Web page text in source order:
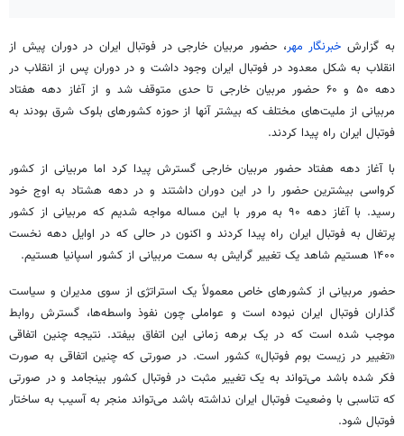
به گزارشخبرنگار مهر، حضور مربیان خارجی در فوتبال ایران در دوران پیش از
انقلاب به شکل معدود در فوتبال ایران وجود داشت و در دوران پس از انقلاب در
دهه ۵۰ و ۶۰ حضور مربیان خارجی تا حدی متوقف شد و از آغاز دهه هفتاد
مربیانی از ملیت‌های مختلف که بیشتر آنها از حوزه کشورهای بلوک شرق بودند به
فوتبال ایران راه پیدا کردند.
با آغاز دهه هفتاد حضور مربیان خارجی گسترش پیدا کرد اما مربیانی از کشور
کرواسی بیشترین حضور را در این دوران داشتند و در دهه هشتاد به اوج خود
رسید. با آغاز دهه ۹۰ به مرور با این مساله مواجه شدیم که مربیانی از کشور
پرتغال به فوتبال ایران راه پیدا کردند و اکنون در حالی که در اوایل دهه نخست
۱۴۰۰ هستیم شاهد یک تغییر گرایش به سمت مربیانی از کشور اسپانیا هستیم.
حضور مربیانی از کشورهای خاص معمولاً یک استراتژی از سوی مدیران و سیاست
گذاران فوتبال ایران نبوده است و عواملی چون نفوذ واسطه‌ها، گسترش روابط
موجب شده است که در یک برهه زمانی این اتفاق بیفتد. نتیجه چنین اتفاقی
«تغییر در زیست بوم فوتبال» کشور است. در صورتی که چنین اتفاقی به صورت
فکر شده باشد می‌تواند به یک تغییر مثبت در فوتبال کشور بینجامد و در صورتی
که تناسبی با وضعیت فوتبال ایران نداشته باشد می‌تواند منجر به آسیب به ساختار
فوتبال شود.